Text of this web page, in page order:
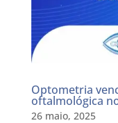
Optometria
oftalmológica
26 maio, 2025